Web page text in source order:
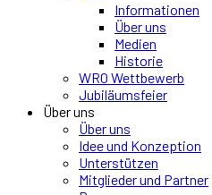
Informationen
Über uns
Medien
Historie
WRO Wettbewerb
Jubiläumsfeier
Über uns
Über uns
Idee und Konzeption
Unterstützen
Mitglieder und Partner